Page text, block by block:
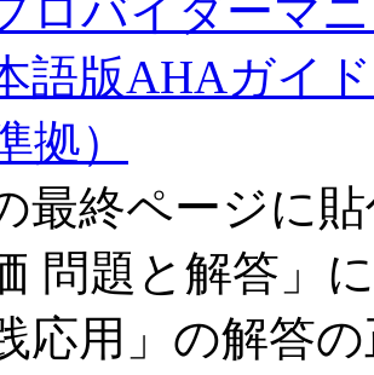
最終ページに
問題と解答」
応用」の解答